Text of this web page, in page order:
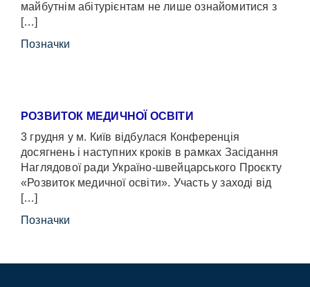
майбутнім абітурієнтам не лише ознайомитися з
[…]
Позначки
РОЗВИТОК МЕДИЧНОЇ ОСВІТИ
3 грудня у м. Київ відбулася Конференція
досягнень і наступних кроків в рамках Засідання
Наглядової ради Україно-швейцарського Проєкту
«Розвиток медичної освіти». Участь у заході від
[…]
Позначки